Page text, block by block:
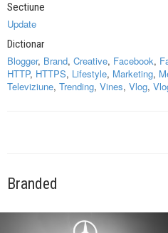
Sectiune
Update
Dictionar
Blogger, Brand, Creative, Facebook,
HTTP, HTTPS, Lifestyle, Marketing,
Televiziune, Trending, Vines, Vlog,
Branded